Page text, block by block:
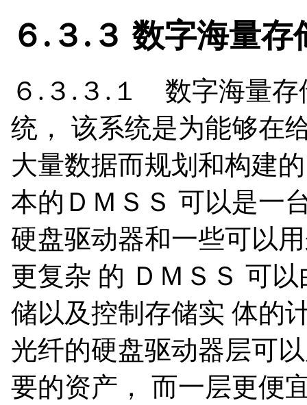
６.３.３ 数字海量
６.３.３.１ 数字海量存
统， 该系统是为能够在
大量数据而规划和构建
本的ＤＭＳＳ 可以是一
硬盘驱动器和一些可以
更复杂 的 ＤＭＳＳ 可
储以及控制存储实 体的
光纤的硬盘驱动器层可
要的资产， 而一层更便